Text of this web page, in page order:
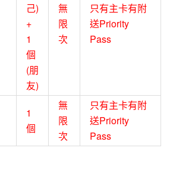
己)
+
1
個
(朋
友)
無
限
次
只有主卡有附
送Priority
Pass
1
個
無
限
次
只有主卡有附
送Priority
Pass